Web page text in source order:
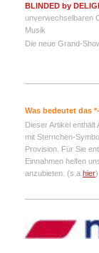
BLINDED by
unverwechselbaren
Musik
Die neue Grand-
Was bedeutet das
Dieser Artikel
mit Sternchen-
Provision. Für Sie
Einnahmen helfen
anzubieten. (s.a. hier)